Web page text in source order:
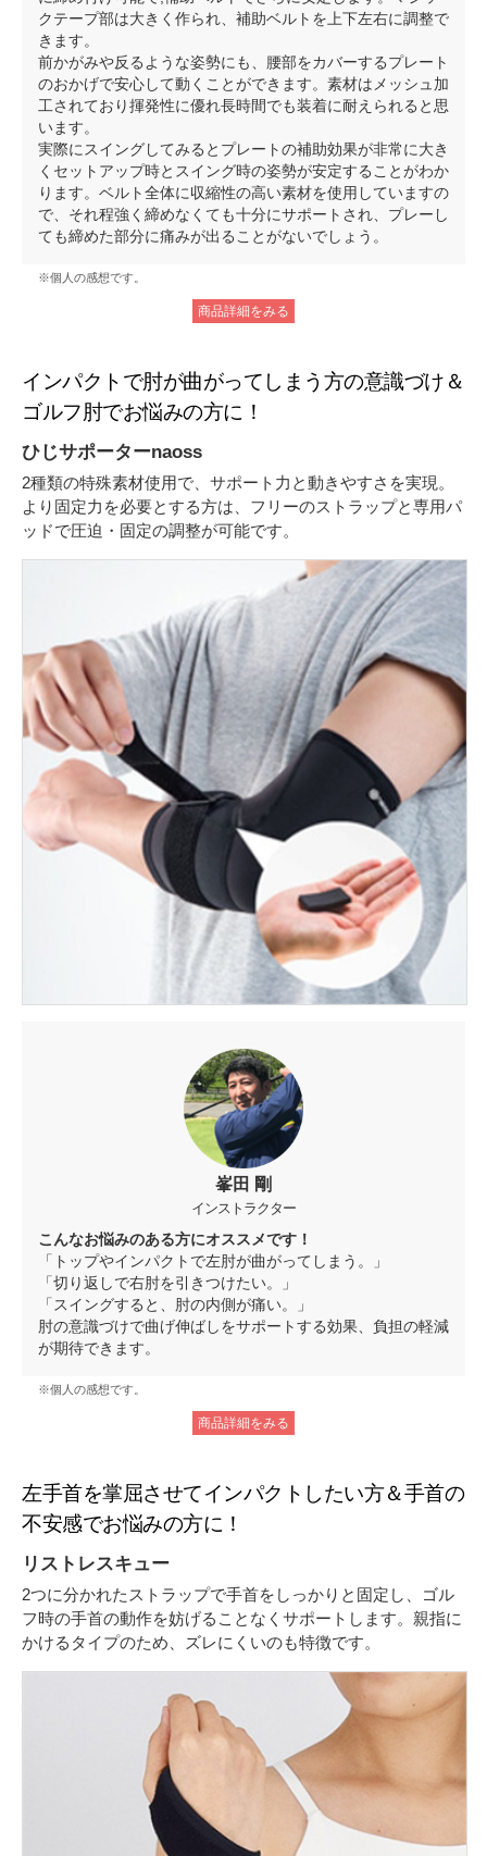
クテープ部は大きく作られ、補助ベルトを上下左右に調整で
きます。
前かがみや反るような姿勢にも、腰部をカバーするプレート
のおかげで安心して動くことができます。素材はメッシュ加
工されており揮発性に優れ長時間でも装着に耐えられると思
います。
実際にスイングしてみるとプレートの補助効果が非常に大き
くセットアップ時とスイング時の姿勢が安定することがわか
ります。ベルト全体に収縮性の高い素材を使用していますの
で、それ程強く締めなくても十分にサポートされ、プレーし
ても締めた部分に痛みが出ることがないでしょう。
※個人の感想です。
商品詳細をみる
インパクトで肘が曲がってしまう方の意識づけ＆
ゴルフ肘でお悩みの方に！
ひじサポーターnaoss
2種類の特殊素材使用で、サポート力と動きやすさを実現。
より固定力を必要とする方は、フリーのストラップと専用パ
ッドで圧迫・固定の調整が可能です。
峯田 剛
インストラクター
こんなお悩みのある方にオススメです！
「トップやインパクトで左肘が曲がってしまう。」
「切り返しで右肘を引きつけたい。」
「スイングすると、肘の内側が痛い。」
肘の意識づけで曲げ伸ばしをサポートする効果、負担の軽減
が期待できます。
※個人の感想です。
商品詳細をみる
左手首を掌屈させてインパクトしたい方＆手首の
不安感でお悩みの方に！
リストレスキュー
2つに分かれたストラップで手首をしっかりと固定し、ゴル
フ時の手首の動作を妨げることなくサポートします。親指に
かけるタイプのため、ズレにくいのも特徴です。